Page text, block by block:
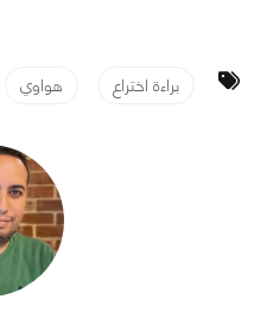
براءة اختراع هواوي